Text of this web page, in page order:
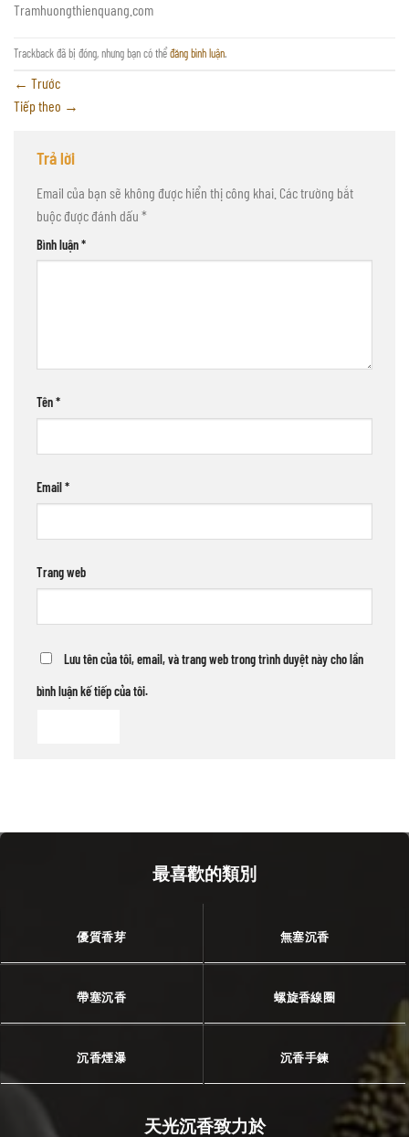
Tramhuongthienquang.com
Trackback đã bị đóng, nhưng bạn có thểđăng bình luận.
← Trước
Tiếp theo →
Trả lời
Email của bạn sẽ không được hiển thị công khai. Các trường bắt
buộc được đánh dấu *
Bình luận*
Tên*
Email*
Trang web
Lưu tên của tôi, email, và trang web trong trình duyệt này cho lần
bình luận kế tiếp của tôi.
最喜歡的類別
優質香芽 無塞沉香
帶塞沉香 螺旋香線圈
沉香煙瀑 沉香手鍊
天光沉香致力於